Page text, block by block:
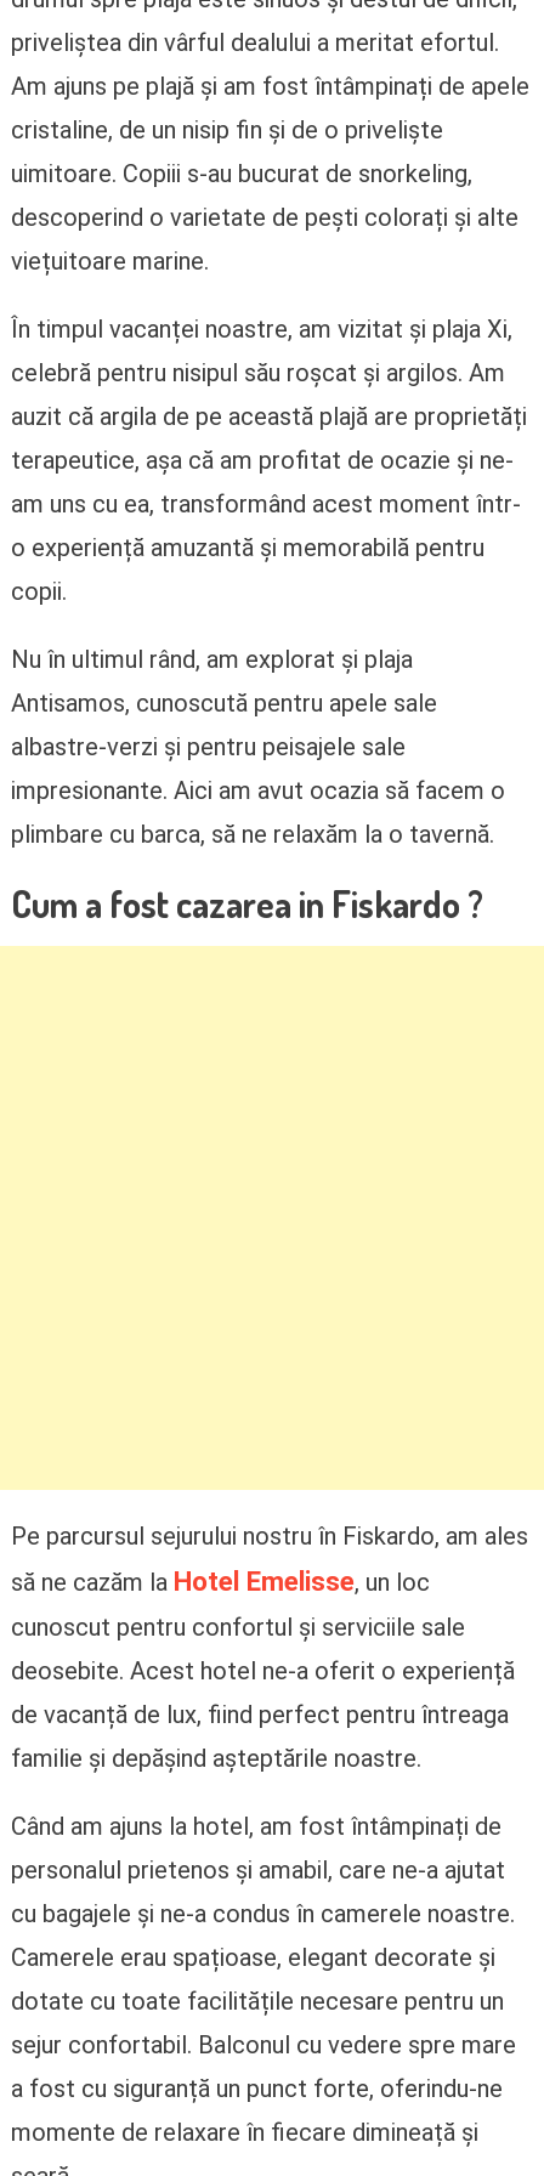
priveliștea din vârful dealului a meritat efortul.
Am ajuns pe plajă și am fost întâmpinați de apele
cristaline, de un nisip fin și de o priveliște
uimitoare. Copiii s-au bucurat de snorkeling,
descoperind o varietate de pești colorați și alte
viețuitoare marine.
În timpul vacanței noastre, am vizitat și plaja Xi,
celebră pentru nisipul său roșcat și argilos. Am
auzit că argila de pe această plajă are proprietăți
terapeutice, așa că am profitat de ocazie și ne-
am uns cu ea, transformând acest moment într-
o experiență amuzantă și memorabilă pentru
copii.
Nu în ultimul rând, am explorat și plaja
Antisamos, cunoscută pentru apele sale
albastre-verzi și pentru peisajele sale
impresionante. Aici am avut ocazia să facem o
plimbare cu barca, să ne relaxăm la o tavernă.
Cum a fost cazarea in Fiskardo ?
Pe parcursul sejurului nostru în Fiskardo, am ales
să ne cazăm la Hotel Emelisse, un loc
cunoscut pentru confortul și serviciile sale
deosebite. Acest hotel ne-a oferit o experiență
de vacanță de lux, fiind perfect pentru întreaga
familie și depășind așteptările noastre.
Când am ajuns la hotel, am fost întâmpinați de
personalul prietenos și amabil, care ne-a ajutat
cu bagajele și ne-a condus în camerele noastre.
Camerele erau spațioase, elegant decorate și
dotate cu toate facilitățile necesare pentru un
sejur confortabil. Balconul cu vedere spre mare
a fost cu siguranță un punct forte, oferindu-ne
momente de relaxare în fiecare dimineață și